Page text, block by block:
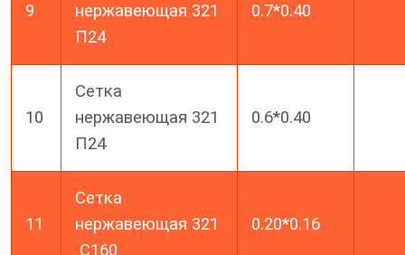
9
нержавеющая 321
П24
0.7*0.40
10
Сетка
нержавеющая 321
П24
0.6*0.40
11
Сетка
нержавеющая 321
С160
0.20*0.16